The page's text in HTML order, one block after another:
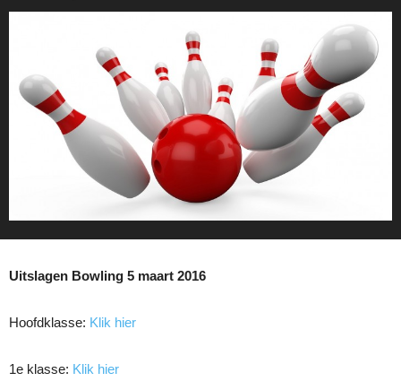
Uitslagen Bowling 5 maart 2016
Hoofdklasse: Klik hier
1e klasse: Klik hier